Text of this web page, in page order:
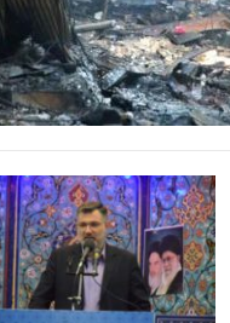
۱۴ آبان ۱۴۰۳